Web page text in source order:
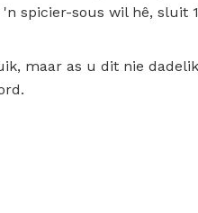
spicier-sous wil hê, sluit
maar as u dit nie